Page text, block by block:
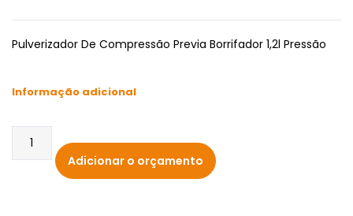
Pulverizador De Compressão Previa Borrifador 1,2l Pressão
Informação adicional
Adicionar o orçamento